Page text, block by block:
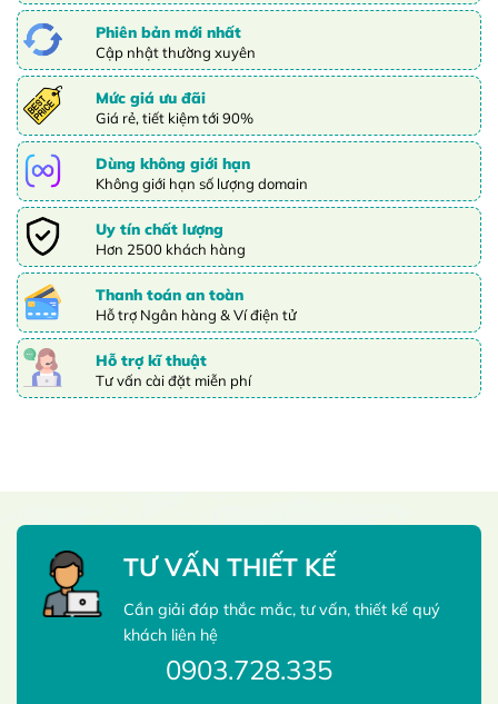
Phiên bản mới nhất
Cập nhật thường xuyên
Mức giá ưu đãi
Giá rẻ, tiết kiệm tới 90%
Dùng không giới hạn
Không giới hạn số lượng domain
Uy tín chất lượng
Hơn 2500 khách hàng
Thanh toán an toàn
Hỗ trợ Ngân hàng & Ví điện tử
Hỗ trợ kĩ thuật
Tư vấn cài đặt miễn phí
TƯ VẤN THIẾT KẾ
Cần giải đáp thắc mắc, tư vấn, thiết kế quý
khách liên hệ
0903.728.335